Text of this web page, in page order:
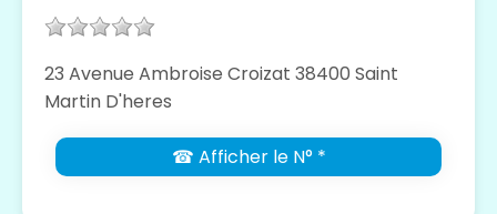
23 Avenue Ambroise Croizat 38400 Saint
Martin D'heres
☎ Afficher le N° *